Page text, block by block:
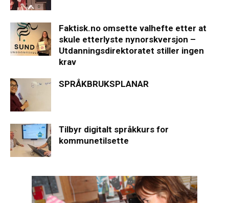
Faktisk.no omsette valhefte etter at
skule etterlyste nynorskversjon –
Utdanningsdirektoratet stiller ingen
krav
SPRÅKBRUKSPLANAR
Tilbyr digitalt språkkurs for
kommunetilsette